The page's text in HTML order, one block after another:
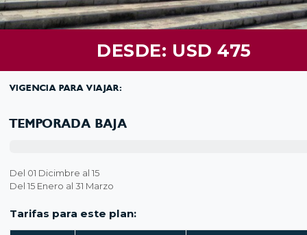
DESDE: USD 475
VIGENCIA PARA VIAJAR:
TEMPORADA BAJA
Del 01 Dicimbre al 15
Del 15 Enero al 31 Marzo
Tarifas para este plan: